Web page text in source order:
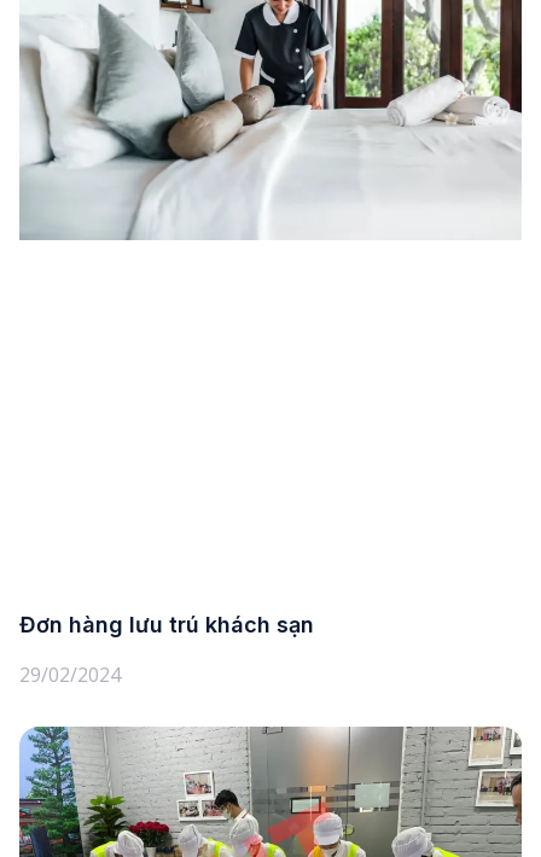
Đơn hàng lưu trú khách sạn
29/02/2024